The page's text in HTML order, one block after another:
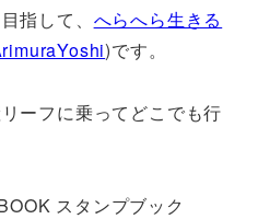
指して、 へらへら生きる
)です。
ーフに乗ってどこでも行
スタンプブック